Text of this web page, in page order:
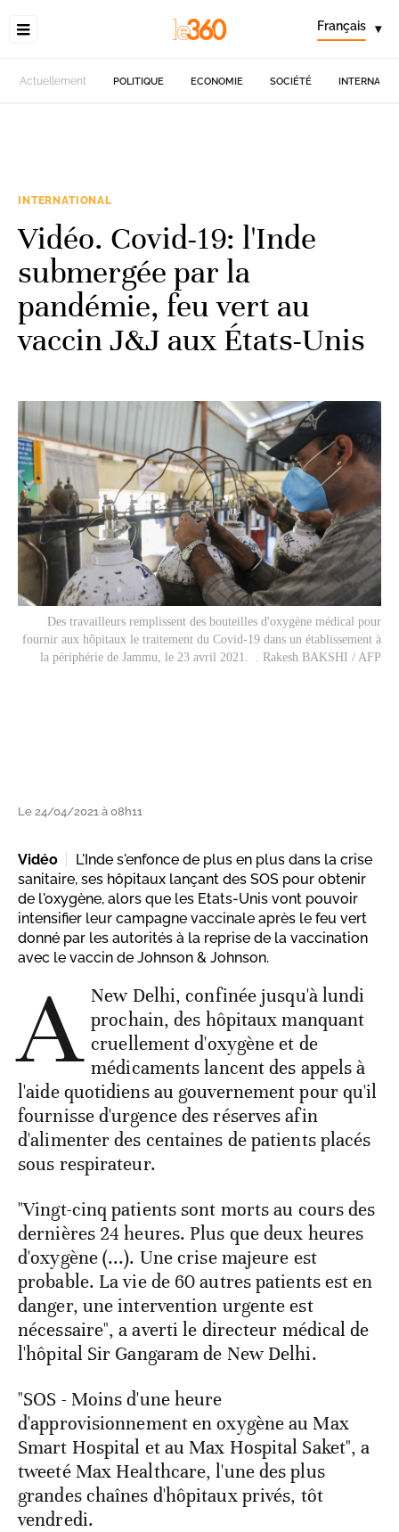
Français ▾
Actuellement POLITIQUE ECONOMIE SOCIÉTÉ
INTERNATIONAL
Vidéo. Covid-19: l'Inde
submergée par la
pandémie, feu vert au
vaccin J&J aux États-Unis
Des travailleurs remplissent des bouteilles d'oxygène médical pour
fournir aux hôpitaux le traitement du Covid-19 dans un établissement à
la périphérie de Jammu, le 23 avril 2021. . Rakesh BAKSHI / AFP
Le 24/04/2021 à 08h11
Vidéo
L'Inde s'enfonce de plus en plus dans la crise
sanitaire, ses hôpitaux lançant des SOS pour obtenir
de l'oxygène, alors que les Etats-Unis vont pouvoir
intensifier leur campagne vaccinale après le feu vert
donné par les autorités à la reprise de la vaccination
avec le vaccin de Johnson & Johnson.
A New Delhi, confinée jusqu'à lundi
prochain, des hôpitaux manquant
cruellement d'oxygène et de
médicaments lancent des appels à
l'aide quotidiens au gouvernement pour qu'il
fournisse d'urgence des réserves afin
d'alimenter des centaines de patients placés
sous respirateur.
"Vingt-cinq patients sont morts au cours des
dernières 24 heures. Plus que deux heures
d'oxygène (...). Une crise majeure est
probable. La vie de 60 autres patients est en
danger, une intervention urgente est
nécessaire", a averti le directeur médical de
l'hôpital Sir Gangaram de New Delhi.
"SOS - Moins d'une heure
d'approvisionnement en oxygène au Max
Smart Hospital et au Max Hospital Saket", a
tweeté Max Healthcare, l'une des plus
grandes chaînes d'hôpitaux privés, tôt
vendredi.